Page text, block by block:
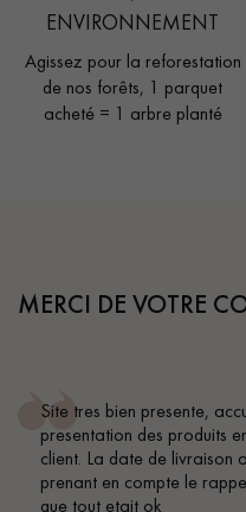
ENVIRONNEMENT
Agissez pour la reforestation
de nos forêts, 1 parquet
acheté = 1 arbre planté
MERCI DE VOTRE
tres bien presente, accueil
des produits en
La date de livraison a ete
en compte le rappel de
tout etait ok